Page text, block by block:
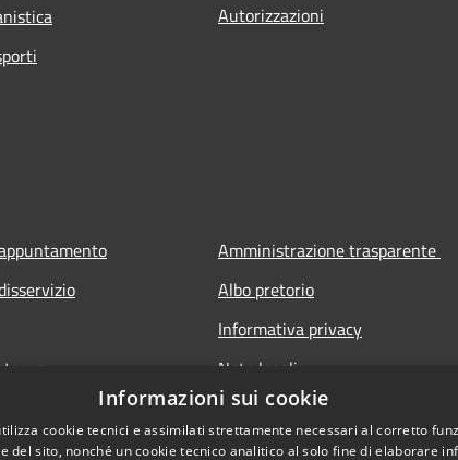
Autorizzazioni
Amministrazione trasparente
Albo pretorio
Informativa privacy
Note legali
Dichiarazione di accessibilità
Informazioni sui cookie
cookie tecnici e assimilati strettamente necessari al corretto
del sito, nonché un cookie tecnico analitico al solo fine di elaborare